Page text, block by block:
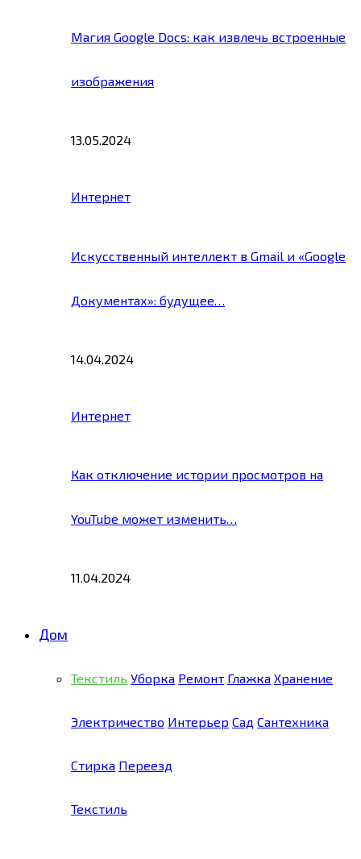
Магия Google Docs: как извлечь встроенные
изображения
13.05.2024
Интернет
Искусственный интеллект в Gmail и «Google
Документах»: будущее…
14.04.2024
Интернет
Как отключение истории просмотров на
YouTube может изменить…
11.04.2024
Дом
Текстиль Уборка Ремонт Глажка Хранение
Электричество Интерьер Сад Сантехника
Стирка Переезд
Текстиль